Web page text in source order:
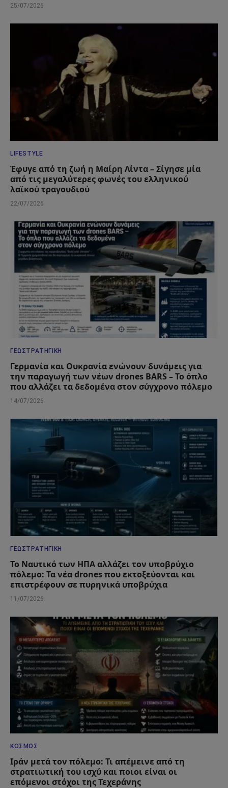
25/07/2026
LIFESTYLE
Έφυγε από τη ζωή η Μαίρη Λίντα – Σίγησε μία
από τις μεγαλύτερες φωνές του ελληνικού
λαϊκού τραγουδιού
22/07/2026
ΓΕΩΣΤΡΑΤΗΓΙΚΉ
Γερμανία και Ουκρανία ενώνουν δυνάμεις για
την παραγωγή των νέων drones BARS – Το όπλο
που αλλάζει τα δεδομένα στον σύγχρονο πόλεμο
14/07/2026
ΓΕΩΣΤΡΑΤΗΓΙΚΉ
Το Ναυτικό των ΗΠΑ αλλάζει τον υποβρύχιο
πόλεμο: Τα νέα drones που εκτοξεύονται και
επιστρέφουν σε πυρηνικά υποβρύχια
11/07/2026
ΚΌΣΜΟΣ
Ιράν μετά τον πόλεμο: Τι απέμεινε από τη
στρατιωτική του ισχύ και ποιοι είναι οι
επόμενοι στόχοι της Τεχεράνης